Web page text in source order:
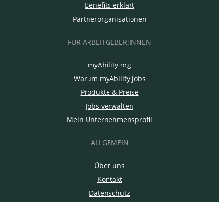
Benefits erklärt
Partnerorganisationen
FÜR ARBEITGEBER:INNEN
myAbility.org
Warum myAbility.jobs
Produkte & Preise
Jobs verwalten
Mein Unternehmensprofil
ALLGEMEIN
Über uns
Kontakt
Datenschutz